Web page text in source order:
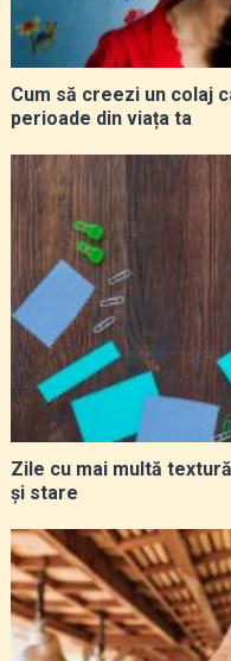
Cum să creezi un colaj
perioade din viața ta
Zile cu mai multă
și stare